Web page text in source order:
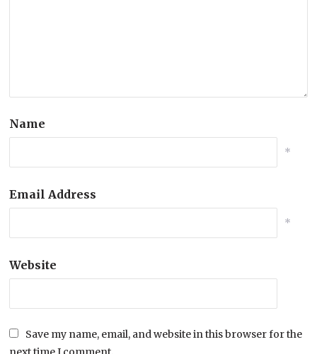
Name
*
Email Address
*
Website
Save my name, email, and website in this browser for the